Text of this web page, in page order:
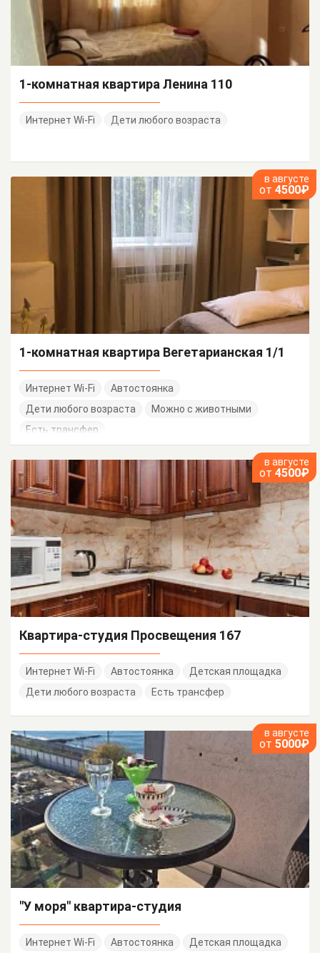
1-комнатная квартира Ленина 110
Интернет Wi-Fi Дети любого возраста
в августе
от 4500₽
1-комнатная квартира Вегетарианская 1/1
Интернет Wi-Fi
Автостоянка
Дети любого возраста
Можно с животными
Есть трансфер
в августе
от 4500₽
Квартира-студия Просвещения 167
Интернет Wi-Fi Автостоянка
Детская площадка
Дети любого возраста
Есть трансфер
в августе
от 5000₽
"У моря" квартира-студия
Интернет Wi-Fi Автостоянка Детская площадка